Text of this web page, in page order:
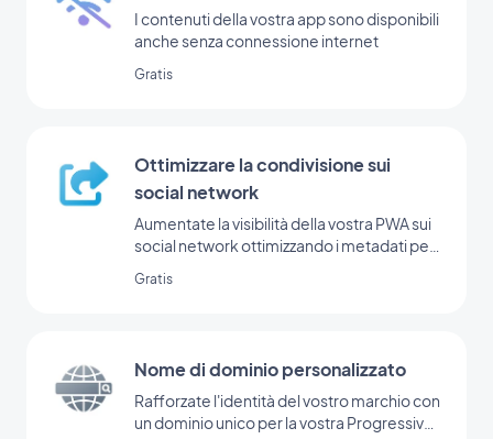
I contenuti della vostra app sono disponibili
anche senza connessione internet
Gratis
Ottimizzare la condivisione sui
social network
Aumentate la visibilità della vostra PWA sui
social network ottimizzando i metadati per
Gratis
Nome di dominio personalizzato
Rafforzate l'identità del vostro marchio con
un dominio unico per la vostra Progressive